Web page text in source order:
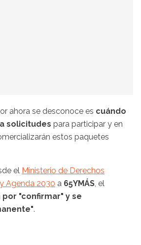
ahora se desconoce es cuándo
solicitudes para participar y en
estos paquetes
el Ministerio de Derechos
Agenda 2030 a 65YMÁS, el
por "confirmar" y se
.